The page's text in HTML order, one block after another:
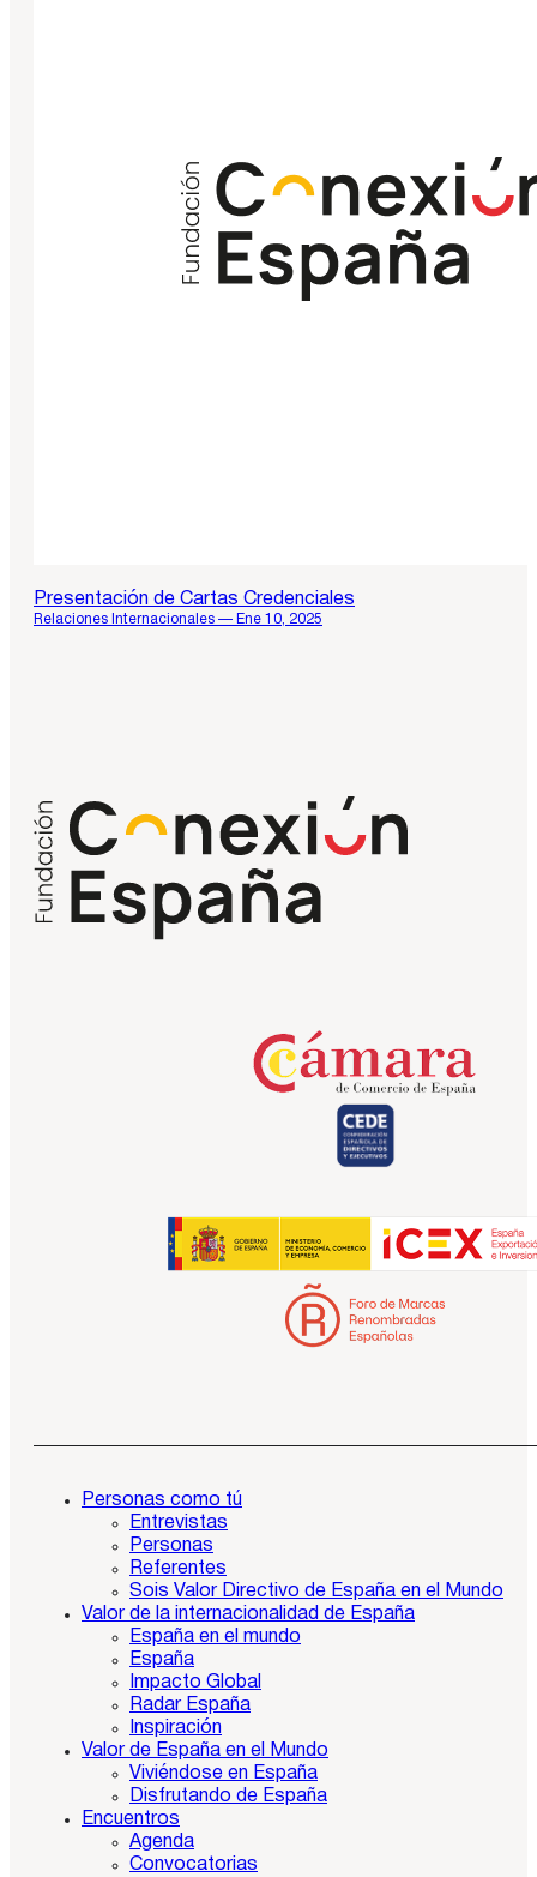
Presentación de Cartas Credenciales
Relaciones Internacionales — Ene 10, 2025
Personas como tú
Entrevistas
Personas
Referentes
Sois Valor Directivo de España en el Mundo
Valor de la internacionalidad de España
España en el mundo
España
Impacto Global
Radar España
Inspiración
Valor de España en el Mundo
Viviéndose en España
Disfrutando de España
Encuentros
Agenda
Convocatorias